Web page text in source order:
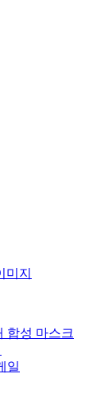
미지
합성 마스크
일